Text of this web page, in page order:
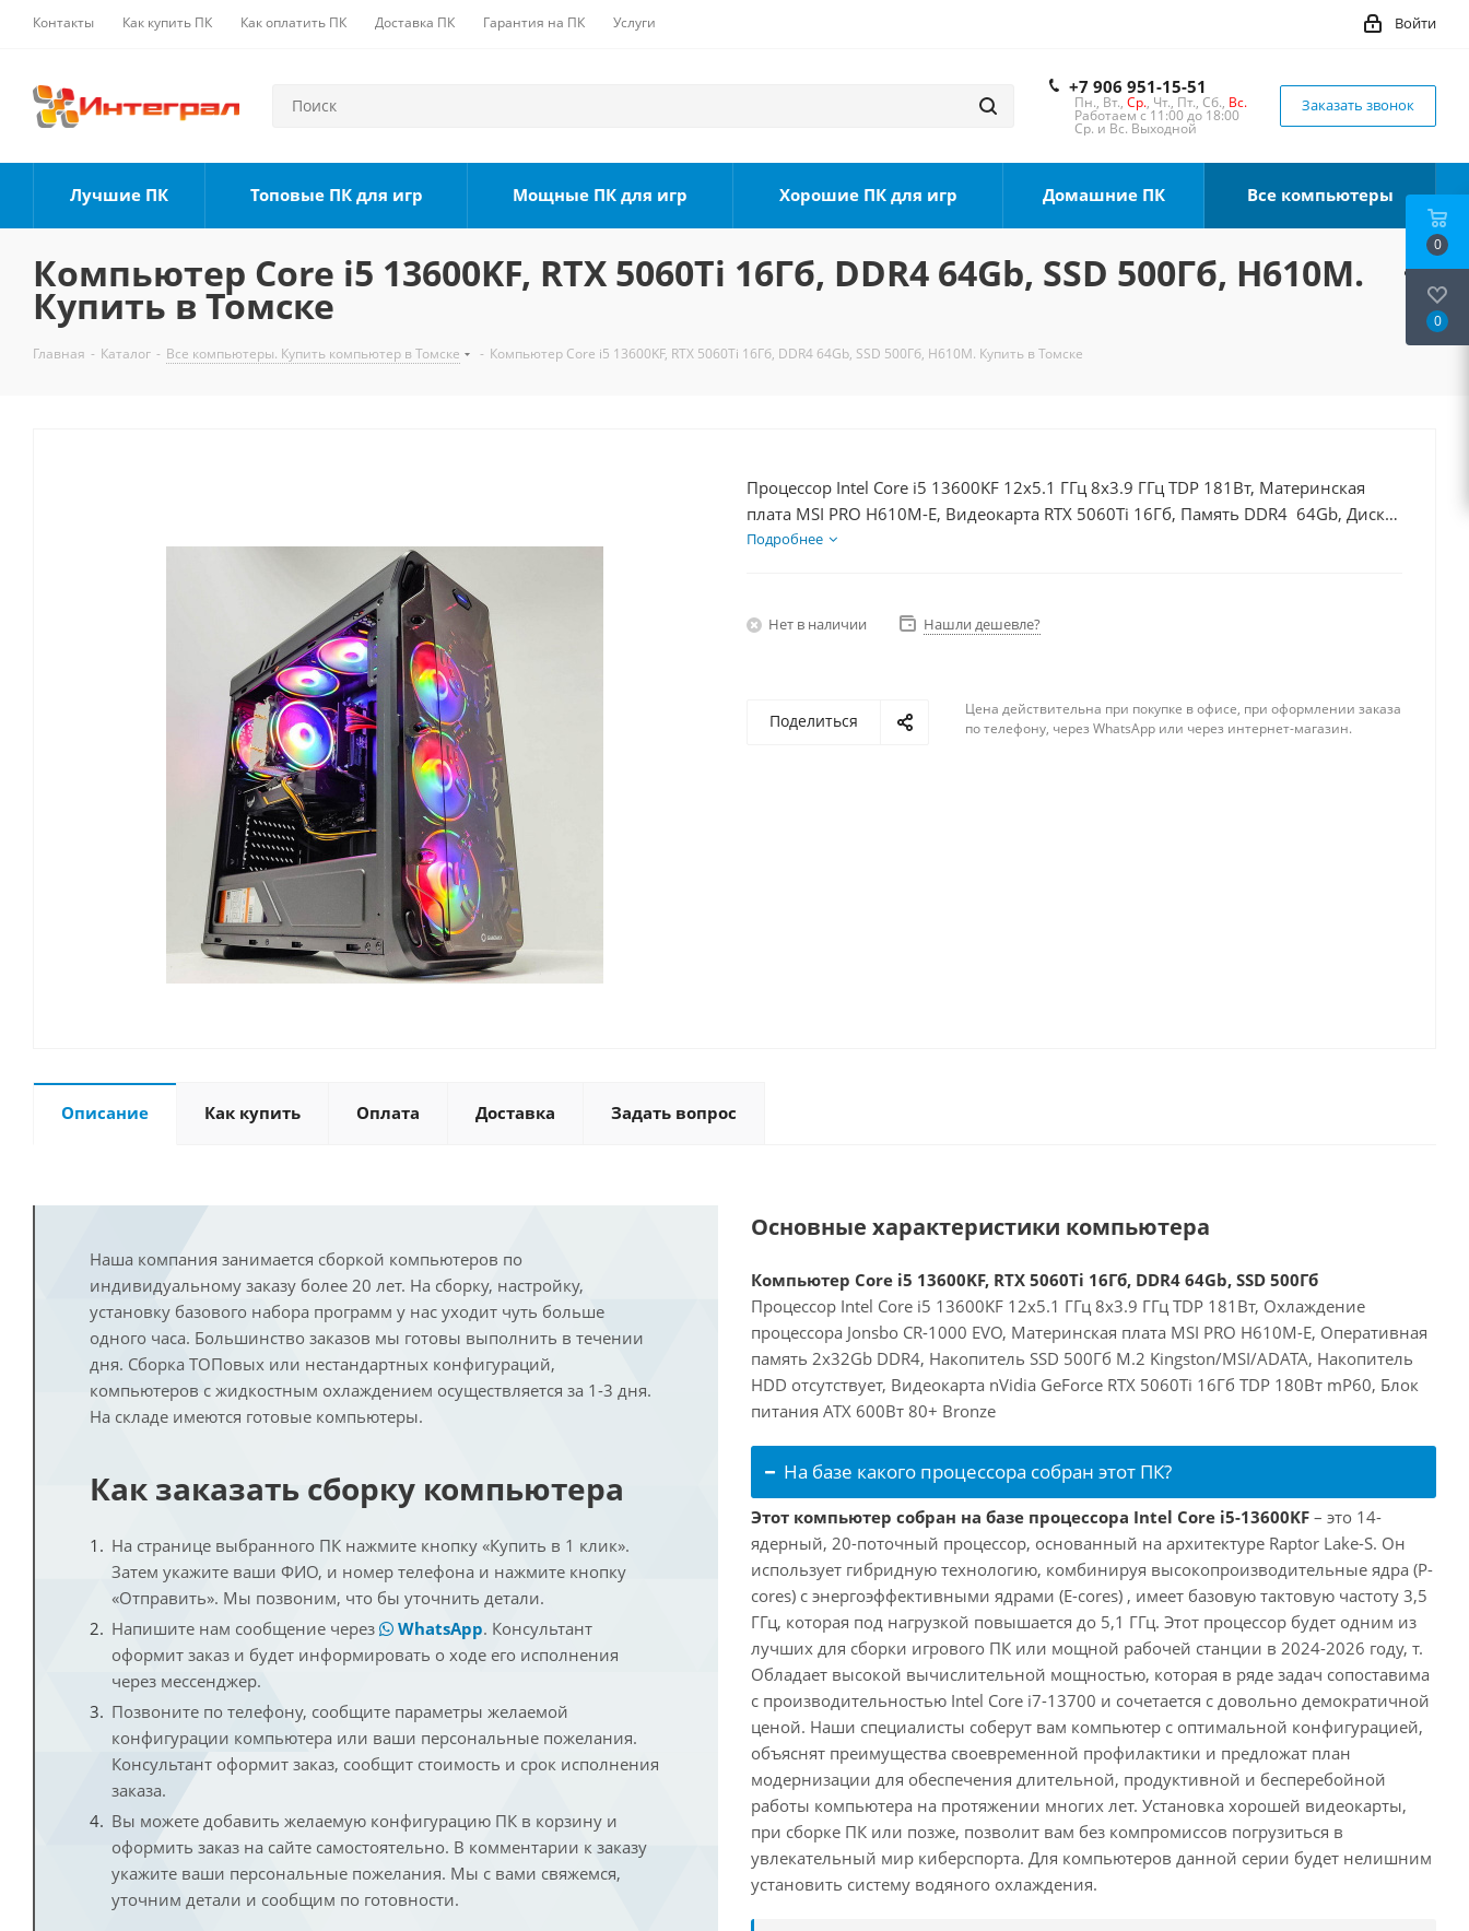
Контакты Как купить ПК Как оплатить ПК Доставка ПК Гарантия на ПК Услуги Войти
+7 906 951-15-51
Пн., Вт., Ср., Чт., Пт., Сб., Вс.
Работаем с 11:00 до 18:00
Ср. и Вс. Выходной
Заказать звонок
Лучшие ПК Топовые ПК для игр Мощные ПК для игр Хорошие ПК для игр Домашние ПК Все компьютеры
Компьютер Core i5 13600KF, RTX 5060Ti 16Гб, DDR4 64Gb, SSD 500Гб, H610M.
Купить в Томске
Главная - Каталог - Все компьютеры. Купить компьютер в Томске - Компьютер Core i5 13600KF, RTX 5060Ti 16Гб, DDR4 64Gb, SSD 500Гб, H610M. Купить в Томске
Процессор Intel Core i5 13600KF 12x5.1 ГГц 8x3.9 ГГц TDP 181Вт, Материнская
плата MSI PRO H610M-E, Видеокарта RTX 5060Ti 16Гб, Память DDR4 64Gb, Диски
SSD 500Гб, БП 600Вт
Подробнее
Нет в наличии Нашли дешевле?
Поделиться
Цена действительна при покупке в офисе, при оформлении заказа
по телефону, через WhatsApp или через интернет-магазин.
Описание Как купить Оплата Доставка Задать вопрос
Наша компания занимается сборкой компьютеров по
индивидуальному заказу более 20 лет. На сборку, настройку,
установку базового набора программ у нас уходит чуть больше
одного часа. Большинство заказов мы готовы выполнить в течении
дня. Сборка ТОПовых или нестандартных конфигураций,
компьютеров с жидкостным охлаждением осуществляется за 1-3 дня.
На складе имеются готовые компьютеры.
Как заказать сборку компьютера
На странице выбранного ПК нажмите кнопку «Купить в 1 клик».
Затем укажите ваши ФИО, и номер телефона и нажмите кнопку
«Отправить». Мы позвоним, что бы уточнить детали.
Напишите нам сообщение через
WhatsApp. Консультант
оформит заказ и будет информировать о ходе его исполнения
через мессенджер.
Позвоните по телефону, сообщите параметры желаемой
конфигурации компьютера или ваши персональные пожелания.
Консультант оформит заказ, сообщит стоимость и срок исполнения
заказа.
Вы можете добавить желаемую конфигурацию ПК в корзину и
оформить заказ на сайте самостоятельно. В комментарии к заказу
укажите ваши персональные пожелания. Мы с вами свяжемся,
уточним детали и сообщим по готовности.
Основные характеристики компьютера
Компьютер Core i5 13600KF, RTX 5060Ti 16Гб, DDR4 64Gb, SSD 500Гб
Процессор Intel Core i5 13600KF 12x5.1 ГГц 8x3.9 ГГц TDP 181Вт, Охлаждение
процессора Jonsbo CR-1000 EVO, Материнская плата MSI PRO H610M-E, Оперативная
память 2x32Gb DDR4, Накопитель SSD 500Гб M.2 Kingston/MSI/ADATA, Накопитель
HDD отсутствует, Видеокарта nVidia GeForce RTX 5060Ti 16Гб TDP 180Вт mP60, Блок
питания ATX 600Вт 80+ Bronze
На базе какого процессора собран этот ПК?
Этот компьютер собран на базе процессора Intel Core i5-13600KF – это 14-
ядерный, 20-поточный процессор, основанный на архитектуре Raptor Lake-S. Он
использует гибридную технологию, комбинируя высокопроизводительные ядра (P-
cores) с энергоэффективными ядрами (E-cores) , имеет базовую тактовую частоту 3,5
ГГц, которая под нагрузкой повышается до 5,1 ГГц. Этот процессор будет одним из
лучших для сборки игрового ПК или мощной рабочей станции в 2024-2026 году, т.
Обладает высокой вычислительной мощностью, которая в ряде задач сопоставима
с производительностью Intel Core i7-13700 и сочетается с довольно демократичной
ценой. Наши специалисты соберут вам компьютер с оптимальной конфигурацией,
объяснят преимущества своевременной профилактики и предложат план
модернизации для обеспечения длительной, продуктивной и бесперебойной
работы компьютера на протяжении многих лет. Установка хорошей видеокарты,
при сборке ПК или позже, позволит вам без компромиссов погрузиться в
увлекательный мир киберспорта. Для компьютеров данной серии будет нелишним
установить систему водяного охлаждения.
0
0